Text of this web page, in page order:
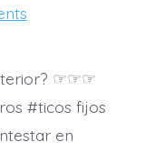
on
Ticos
exterior
☞☞☞
#ticos fijos
en